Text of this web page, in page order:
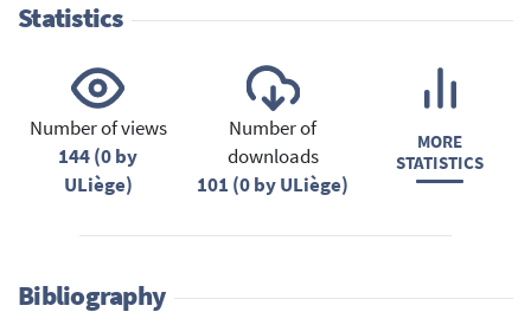
Statistics
Number of views
144 (0 by
ULiège)
Number of
downloads
101 (0 by ULiège)
MORE
STATISTICS
Bibliography